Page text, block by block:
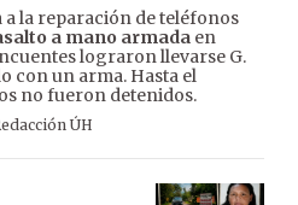
a la reparación de teléfonos
a mano armada en
lograron llevarse G.
con un arma. Hasta el
no fueron detenidos.
ÚH